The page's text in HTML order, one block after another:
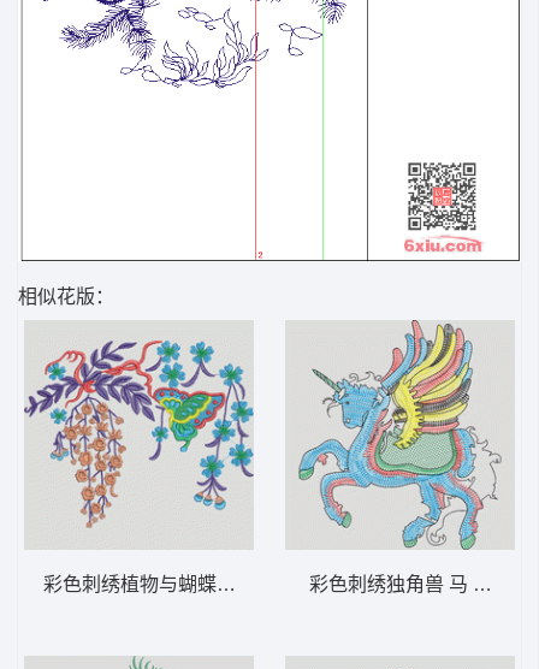
相似花版：
彩色刺绣植物与蝴蝶图案 蝴蝶花彩色刺绣独角兽 马 飞马